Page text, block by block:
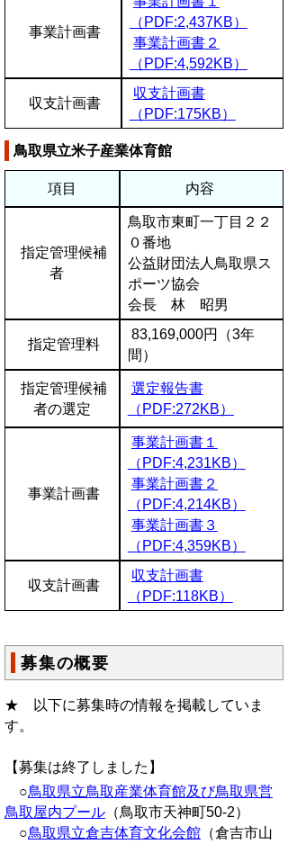
事業計画書
（PDF:2,437KB）
事業計画書２
（PDF:4,592KB）
収支計画書
収支計画書
（PDF:175KB）
鳥取県立米子産業体育館
項目 内容
指定管理候補
者
鳥取市東町一丁目２２
０番地
公益財団法人鳥取県ス
ポーツ協会
会長 林 昭男
指定管理料
83,169,000円（3年
間）
指定管理候補
者の選定
選定報告書
（PDF:272KB）
事業計画書
事業計画書１
（PDF:4,231KB）
事業計画書２
（PDF:4,214KB）
事業計画書３
（PDF:4,359KB）
収支計画書
収支計画書
（PDF:118KB）
募集の概要
★ 以下に募集時の情報を掲載していま
す。
【募集は終了しました】
○鳥取県立鳥取産業体育館及び鳥取県営
鳥取屋内プール （鳥取市天神町50-2）
○鳥取県立倉吉体育文化会館 （倉吉市山